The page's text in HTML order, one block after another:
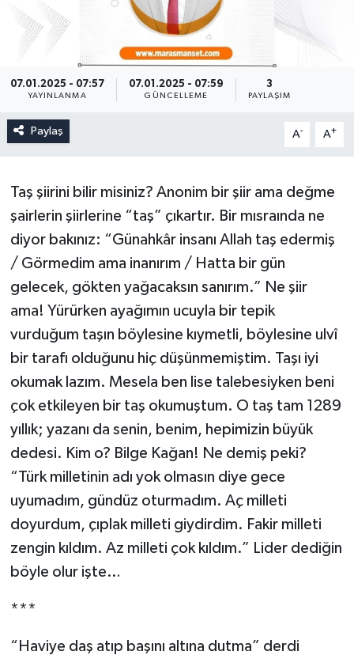
07.01.2025 - 07:57
YAYINLANMA
07.01.2025 - 07:59
GÜNCELLEME
3
PAYLAŞIM
Paylaş A- A+
Taş şiirini bilir misiniz? Anonim bir şiir ama değme
şairlerin şiirlerine “taş” çıkartır. Bir mısraında ne
diyor bakınız: “Günahkâr insanı Allah taş edermiş
/ Görmedim ama inanırım / Hatta bir gün
gelecek, gökten yağacaksın sanırım.” Ne şiir
ama! Yürürken ayağımın ucuyla bir tepik
vurduğum taşın böylesine kıymetli, böylesine ulvî
bir tarafı olduğunu hiç düşünmemiştim. Taşı iyi
okumak lazım. Mesela ben lise talebesiyken beni
çok etkileyen bir taş okumuştum. O taş tam 1289
yıllık; yazanı da senin, benim, hepimizin büyük
dedesi. Kim o? Bilge Kağan! Ne demiş peki?
“Türk milletinin adı yok olmasın diye gece
uyumadım, gündüz oturmadım. Aç milleti
doyurdum, çıplak milleti giydirdim. Fakir milleti
zengin kıldım. Az milleti çok kıldım.” Lider dediğin
böyle olur işte…
***
“Haviye daş atıp başını altına dutma” derdi